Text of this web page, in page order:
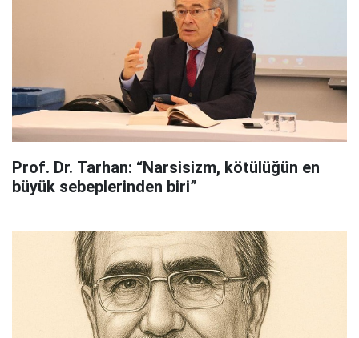
Prof. Dr. Tarhan: “Narsisizm, kötülüğün en
büyük sebeplerinden biri”